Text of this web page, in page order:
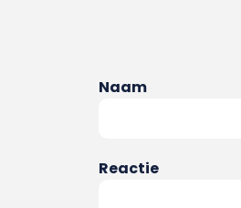
Naam
Reactie